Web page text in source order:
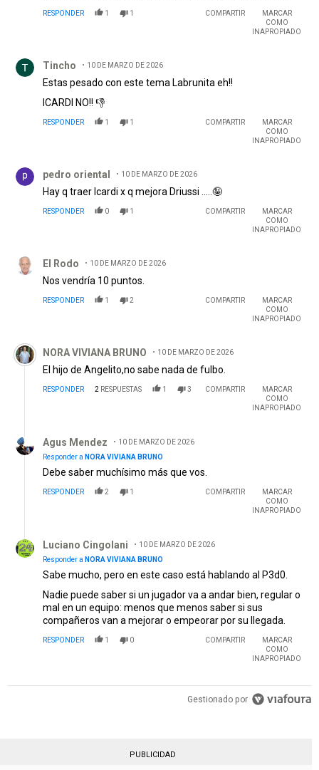
RESPONDER 1 1 COMPARTIR
MARCAR
COMO
INAPROPIADO
Tincho 10 DE MARZO DE 2026
Estas pesado con este tema Labrunita eh!!
ICARDI NO!! 👎
RESPONDER 1 1 COMPARTIR
MARCAR
COMO
INAPROPIADO
pedro oriental 10 DE MARZO DE 2026
Hay q traer Icardi x q mejora Driussi .....🤪
RESPONDER 0 1 COMPARTIR
MARCAR
COMO
INAPROPIADO
El Rodo 10 DE MARZO DE 2026
Nos vendría 10 puntos.
RESPONDER 1 2 COMPARTIR
MARCAR
COMO
INAPROPIADO
Comentario de NORA VIVIANA BRUNO.
NORA VIVIANA BRUNO 10 DE MARZO DE 2026
El hijo de Angelito,no sabe nada de fulbo.
RESPONDER 2 RESPUESTAS 1 3 COMPARTIR
MARCAR
COMO
INAPROPIADO
Agus Mendez
10 DE MARZO DE 2026
Responder a NORA VIVIANA BRUNO
Debe saber muchísimo más que vos.
RESPONDER 2 1 COMPARTIR
MARCAR
COMO
INAPROPIADO
Luciano Cingolani
10 DE MARZO DE 2026
Responder a NORA VIVIANA BRUNO
Sabe mucho, pero en este caso está hablando al P3d0.
Nadie puede saber si un jugador va a andar bien, regular o
mal en un equipo: menos que menos saber si sus
compañeros van a mejorar o empeorar por su llegada.
RESPONDER 1 0 COMPARTIR
MARCAR
COMO
INAPROPIADO
Gestionado por
PUBLICIDAD